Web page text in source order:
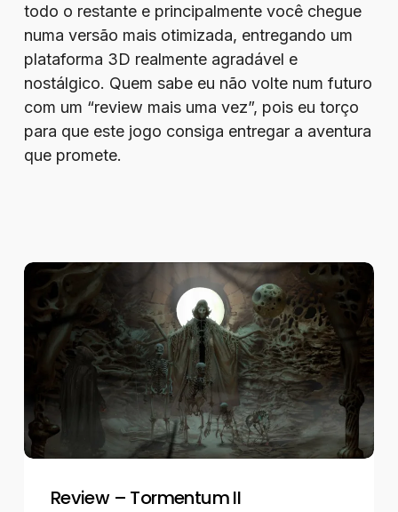
todo o restante e principalmente você chegue
numa versão mais otimizada, entregando um
plataforma 3D realmente agradável e
nostálgico. Quem sabe eu não volte num futuro
com um “review mais uma vez”, pois eu torço
para que este jogo consiga entregar a aventura
que promete.
Review
Tormentum
Review – Tormentum II